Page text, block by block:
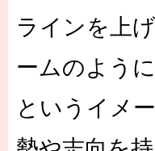
ラインを上
ームのよう
というイメ